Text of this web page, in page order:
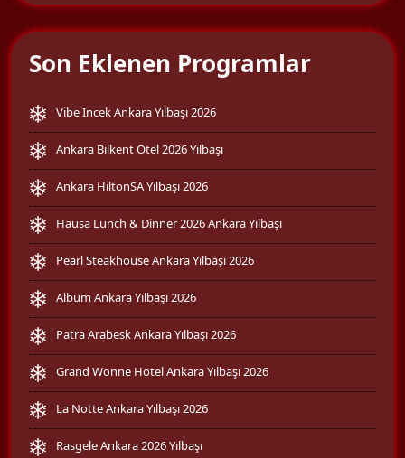
Son Eklenen Programlar
Vibe İncek Ankara Yılbaşı 2026
Ankara Bilkent Otel 2026 Yılbaşı
Ankara HiltonSA Yılbaşı 2026
Hausa Lunch & Dinner 2026 Ankara Yılbaşı
Pearl Steakhouse Ankara Yılbaşı 2026
Albüm Ankara Yılbaşı 2026
Patra Arabesk Ankara Yılbaşı 2026
Grand Wonne Hotel Ankara Yılbaşı 2026
La Notte Ankara Yılbaşı 2026
Rasgele Ankara 2026 Yılbaşı